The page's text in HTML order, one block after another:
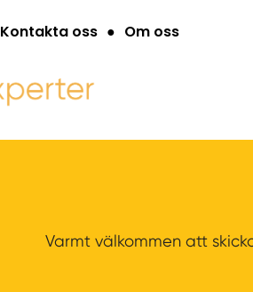
Kontakta oss ● Om oss
Varmt välkommen att